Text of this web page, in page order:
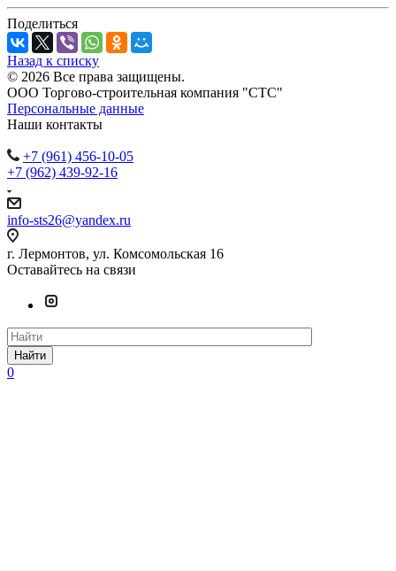
Поделиться
Назад к списку
© 2026 Все права защищены.
ООО Торгово-строительная компания "СТС"
Персональные данные
Наши контакты
+7 (961) 456-10-05
+7 (962) 439-92-16
info-sts26@yandex.ru
г. Лермонтов, ул. Комсомольская 16
Оставайтесь на связи
Найти
0